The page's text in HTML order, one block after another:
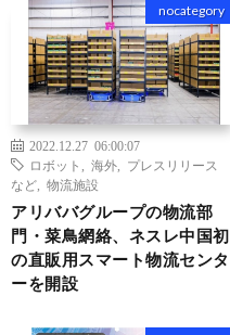
nocategory
2022.12.27 06:00:07
ロボット
海外
プレスリリース
など
物流施設
アリババグループの物流部
門・菜鳥網絡、ネスレ中国初
の直販用スマート物流センタ
ーを開設